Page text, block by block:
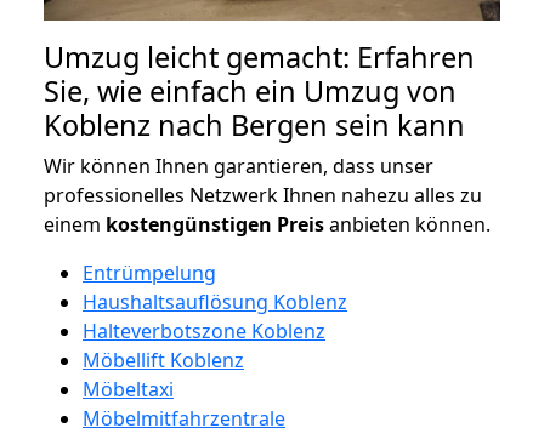
Umzug leicht gemacht: Erfahren
Sie, wie einfach ein Umzug von
Koblenz nach Bergen sein kann
Wir können Ihnen garantieren, dass unser
professionelles Netzwerk Ihnen nahezu alles zu
einem kostengünstigen Preisanbieten können.
Entrümpelung
Haushaltsauflösung Koblenz
Halteverbotszone Koblenz
Möbellift Koblenz
Möbeltaxi
Möbelmitfahrzentrale